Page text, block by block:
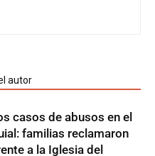
autor
casos de abusos en el
familias reclamaron
a la Iglesia del